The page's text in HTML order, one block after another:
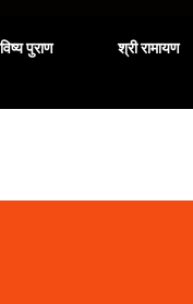
पुराण श्री रामायण